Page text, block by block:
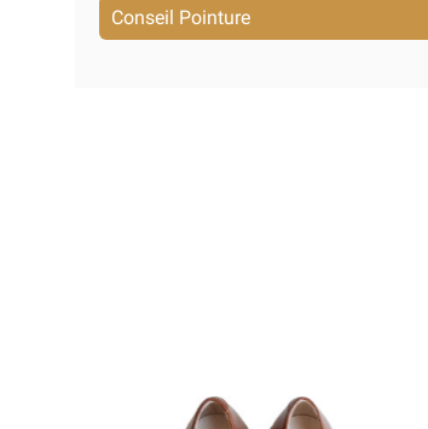
Conseil Pointure